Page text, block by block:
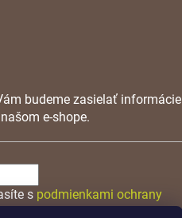
budeme zasielať informácie
e-shope.
s podmienkami ochrany